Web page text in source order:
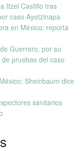
Itzel Castillo tras
caso Ayotzinapa
en México; reporta
Guerrero, por su
pruebas del caso
Sheinbaum dice
sanitarios